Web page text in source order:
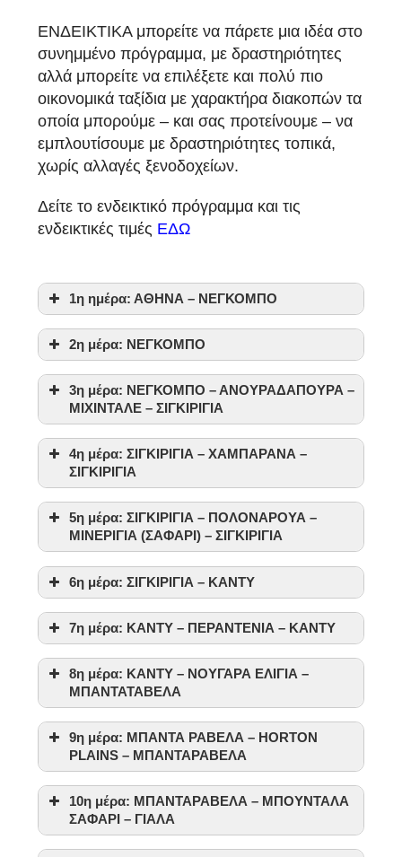
ΕΝΔΕΙΚΤΙΚΑ μπορείτε να πάρετε μια ιδέα στο
συνημμένο πρόγραμμα, με δραστηριότητες
αλλά μπορείτε να επιλέξετε και πολύ πιο
οικονομικά ταξίδια με χαρακτήρα διακοπών τα
οποία μπορούμε – και σας προτείνουμε – να
εμπλουτίσουμε με δραστηριότητες τοπικά,
χωρίς αλλαγές ξενοδοχείων.
Δείτε το ενδεικτικό πρόγραμμα και τις
ενδεικτικές τιμές ΕΔΩ
1η ημέρα: ΑΘΗΝΑ – ΝΕΓΚΟΜΠΟ
2η μέρα: ΝΕΓΚΟΜΠΟ
3η μέρα: ΝΕΓΚΟΜΠΟ – ΑΝΟΥΡΑΔΑΠΟΥΡΑ –
ΜΙΧΙΝΤΑΛΕ – ΣΙΓΚΙΡΙΓΙΑ
4η μέρα: ΣΙΓΚΙΡΙΓΙΑ – ΧΑΜΠΑΡΑΝΑ –
ΣΙΓΚΙΡΙΓΙΑ
5η μέρα: ΣΙΓΚΙΡΙΓΙΑ – ΠΟΛΟΝΑΡΟΥΑ –
ΜΙΝΕΡΙΓΙΑ (ΣΑΦΑΡΙ) – ΣΙΓΚΙΡΙΓΙΑ
6η μέρα: ΣΙΓΚΙΡΙΓΙΑ – ΚΑΝΤΥ
7η μέρα: ΚΑΝΤΥ – ΠΕΡΑΝΤΕΝΙΑ – ΚΑΝΤΥ
8η μέρα: ΚΑΝΤΥ – ΝΟΥΓΑΡΑ ΕΛΙΓΙΑ –
ΜΠΑΝΤΑΤΑΒΕΛΑ
9η μέρα: ΜΠΑΝΤΑ ΡΑΒΕΛΑ – HORTON
PLAINS – ΜΠΑΝΤΑΡΑΒΕΛΑ
10η μέρα: ΜΠΑΝΤΑΡΑΒΕΛΑ – ΜΠΟΥΝΤΑΛΑ
ΣΑΦΑΡΙ – ΓΙΑΛΑ